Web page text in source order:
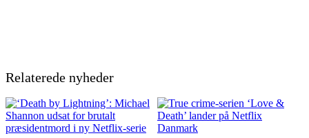
Relaterede nyheder